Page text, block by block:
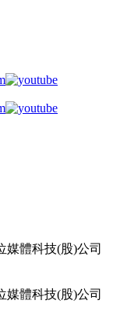
媒體科技(股)公司
媒體科技(股)公司